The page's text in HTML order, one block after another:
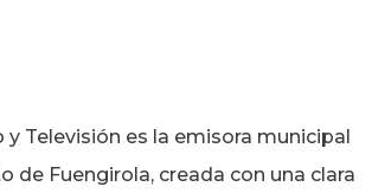
y Televisión es la emisora municipal
de Fuengirola, creada con una clara